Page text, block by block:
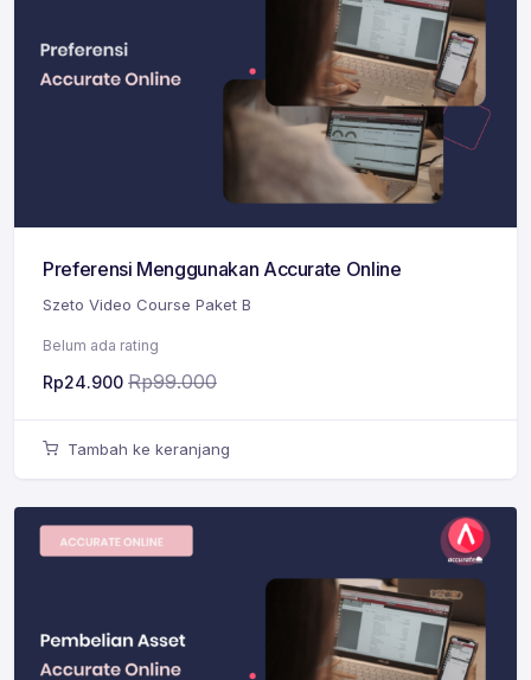
Preferensi Menggunakan Accurate Online
Szeto Video Course Paket B
Belum ada rating
Rp24.900 Rp99.000
Tambah ke keranjang